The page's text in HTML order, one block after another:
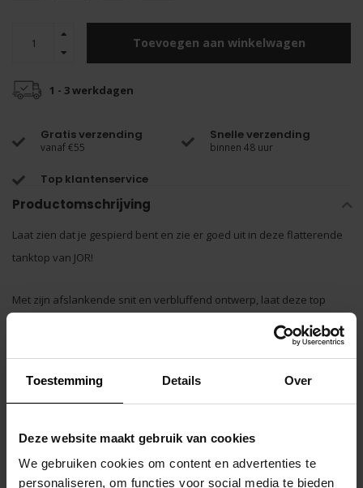
Toestemming Details Over
Deze website maakt gebruik van cookies
We gebruiken cookies om content en advertenties te
personaliseren, om functies voor social media te bieden
Toevoegen aan winkelwagen
1 - 3 werkdagen
Gratis verzending
vanaf €55
Snelle verzending
binnen 48 uur
Top klantenservice
Productomschrijving
Laat zien dat je gespierd bent en zie er goed uit in deze flatterende
tanktop van JOR!
Met zijn afslankende snit en verbluffend ontwerp, laat deze top
Gemaakt met een superzachte Poly-mix, je wilt deze tank niet
uitdoen... tenzij ze er vriendelijk om vragen!
Ideaal om te combineren met onze Briefs, Jockstrap, Boxers of